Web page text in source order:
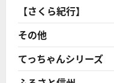
も
ア
ピ
笑
点
絶
好
【さくら紀行】
その他
てっちゃんシリーズ